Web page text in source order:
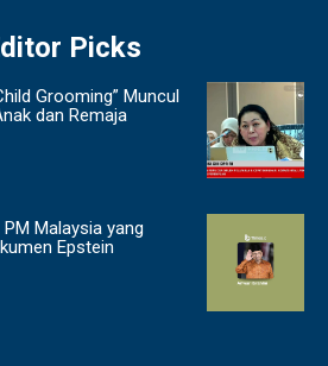
Picks
Grooming” Muncul
dan Remaja
Malaysia yang
Epstein